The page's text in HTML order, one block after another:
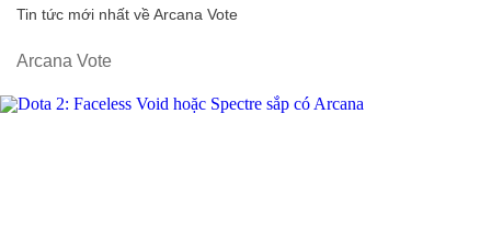
Tin tức mới nhất vềArcana Vote
Arcana Vote